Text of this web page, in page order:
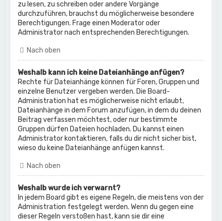
zu lesen, zu schreiben oder andere Vorgänge
durchzuführen, brauchst du möglicherweise besondere
Berechtigungen. Frage einen Moderator oder
Administrator nach entsprechenden Berechtigungen.
Nach oben
Weshalb kann ich keine Dateianhänge anfügen?
Rechte für Dateianhänge können für Foren, Gruppen und
einzelne Benutzer vergeben werden. Die Board-
Administration hat es möglicherweise nicht erlaubt,
Dateianhänge in dem Forum anzufügen, in dem du deinen
Beitrag verfassen möchtest, oder nur bestimmte
Gruppen dürfen Dateien hochladen. Du kannst einen
Administrator kontaktieren, falls du dir nicht sicher bist,
wieso du keine Dateianhänge anfügen kannst.
Nach oben
Weshalb wurde ich verwarnt?
In jedem Board gibt es eigene Regeln, die meistens von der
Administration festgelegt werden. Wenn du gegen eine
dieser Regeln verstoßen hast, kann sie dir eine